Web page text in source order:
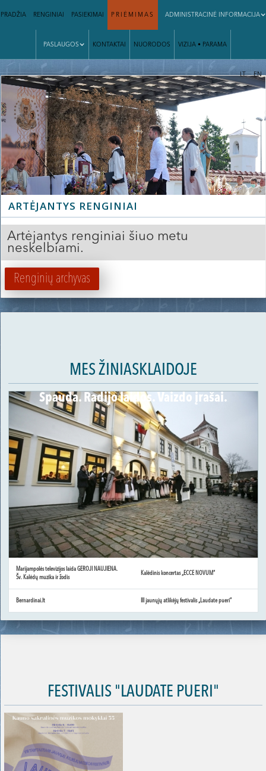
PRADŽIA RENGINIAI PASIEKIMAI PRIĖMIMAS ADMINISTRACINĖ INFORMACIJA
PASLAUGOS KONTAKTAI NUORODOS VIZIJA • PARAMA
| LT EN
ARTĖJANTYS RENGINIAI
Artėjantys renginiai šiuo metu
neskelbiami.
Renginių archyvas
MES ŽINIASKLAIDOJE
Spauda. Radijo laidos. Vaizdo įrašai.
Marijampolės televizijos laida GEROJI NAUJIENA.
Šv. Kalėdų muzika ir žodis
Kalėdinis koncertas „ECCE NOVUM“
Bernardinai.lt III jaunųjų atlikėjų festivalis „Laudate pueri“
FESTIVALIS "LAUDATE PUERI"